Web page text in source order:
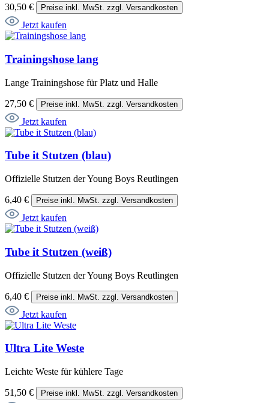
30,50 € Preise inkl. MwSt. zzgl. Versandkosten
Jetzt kaufen
Trainingshose lang
Lange Trainingshose für Platz und Halle
27,50 € Preise inkl. MwSt. zzgl. Versandkosten
Jetzt kaufen
Tube it Stutzen (blau)
Offizielle Stutzen der Young Boys Reutlingen
6,40 € Preise inkl. MwSt. zzgl. Versandkosten
Jetzt kaufen
Tube it Stutzen (weiß)
Offizielle Stutzen der Young Boys Reutlingen
6,40 € Preise inkl. MwSt. zzgl. Versandkosten
Jetzt kaufen
Ultra Lite Weste
Leichte Weste für kühlere Tage
51,50 € Preise inkl. MwSt. zzgl. Versandkosten